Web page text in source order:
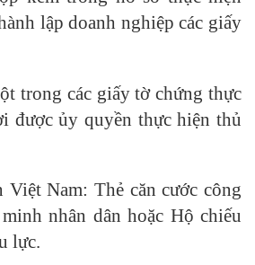
lập doanh nghiệp các giấy
trong các giấy tờ chứng thực
được ủy quyền thực hiện thủ
Nam: Thẻ căn cước công
nhân dân hoặc Hộ chiếu
lực.